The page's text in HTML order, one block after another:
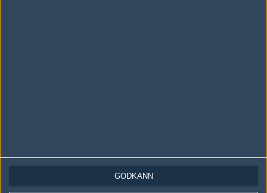
GODKÄNN
Alla åsikter uttryckta på Fragbite representerar varje enskild skribent och
kan du skicka iväg ett email tillvår support.